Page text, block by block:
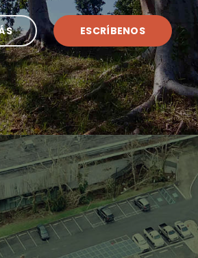
ESCRÍBENOS